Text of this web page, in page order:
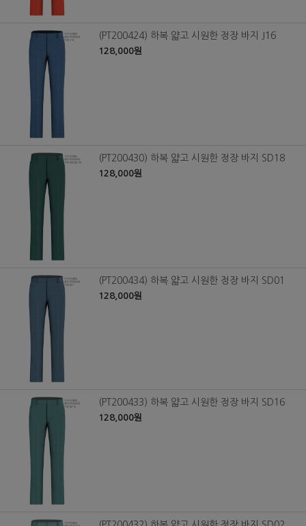
(PT200424) 하복 얇고 시원한 정장 바지 J16
128,000원
(PT200430) 하복 얇고 시원한 정장 바지 SD18
128,000원
(PT200434) 하복 얇고 시원한 정장 바지 SD01
128,000원
(PT200433) 하복 얇고 시원한 정장 바지 SD16
128,000원